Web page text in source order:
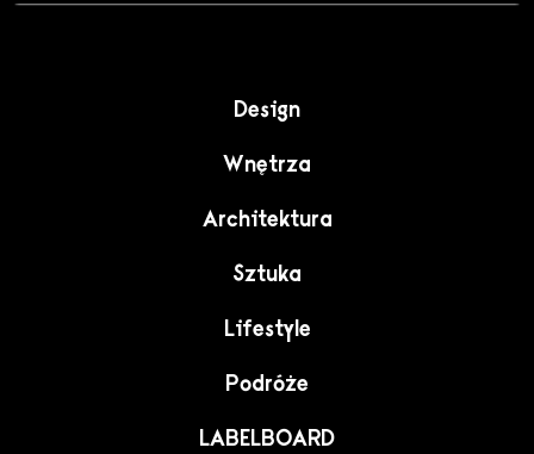
Design
Wnętrza
Architektura
Sztuka
Lifestyle
Podróże
LABELBOARD